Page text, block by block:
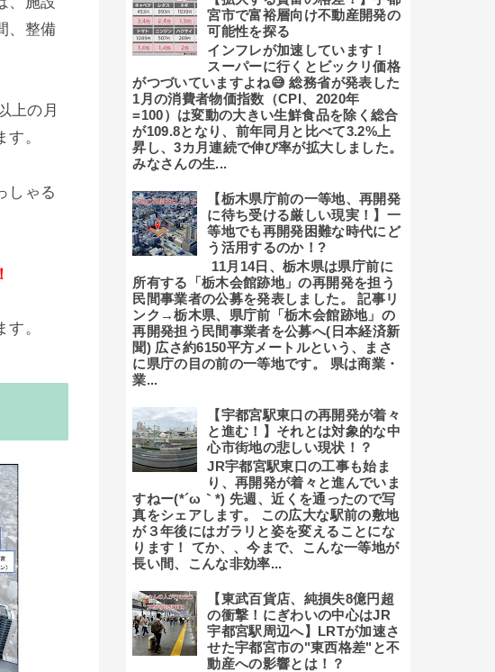
、整備
上の月
。
しゃる
。
宮市で富裕層向け不動産開発の
可能性を探る
インフレが加速しています！
スーパーに行くとビックリ価格
がつづいていますよね😅 総務省が発表した
1月の消費者物価指数（CPI、2020年
=100）は変動の大きい生鮮食品を除く総合
が109.8となり、前年同月と比べて3.2%上
昇し、3カ月連続で伸び率が拡大しました。
みなさんの生...
【栃木県庁前の一等地、再開発
に待ち受ける厳しい現実！】一
等地でも再開発困難な時代にど
う活用するのか！?
11月14日、栃木県は県庁前に
所有する「栃木会館跡地」の再開発を担う
民間事業者の公募を発表しました。 記事リ
ンク→栃木県、県庁前「栃木会館跡地」の
再開発担う民間事業者を公募へ(日本経済新
聞) 広さ約6150平方メートルという、まさ
に県庁の目の前の一等地です。 県は商業・
業...
【宇都宮駅東口の再開発が着々
と進む！】それとは対象的な中
心市街地の悲しい現状！？
JR宇都宮駅東口の工事も始ま
り、再開発が着々と進んでいま
すねー(*´ω｀*) 先週、近くを通ったので写
真をシェアします。 この広大な駅前の敷地
が３年後にはガラリと姿を変えることにな
ります！ てか、、今まで、こんな一等地が
長い間、こんな非効率...
【東武百貨店、純損失8億円超
の衝撃！にぎわいの中心はJR
宇都宮駅周辺へ】LRTが加速さ
せた宇都宮市の"東西格差"と不
動産への影響とは！？